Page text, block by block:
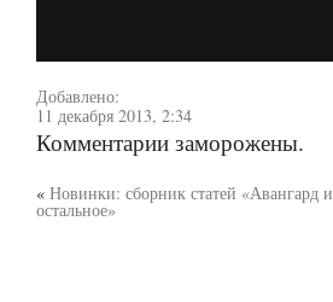
Добавлено:
11 декабря 2013, 2:34
Комментарии заморожены.
« Новинки: сборник статей «Авангард и
остальное»